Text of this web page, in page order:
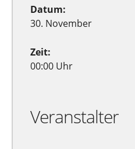
Datum:
30. November
Zeit:
00:00 Uhr
Veranstalter